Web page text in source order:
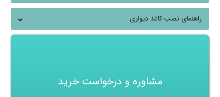
راهنمای نصب کاغذ دیواری
مشاوره و درخواست خرید